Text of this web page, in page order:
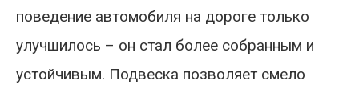
поведение автомобиля на дороге только
улучшилось – он стал более собранным и
устойчивым. Подвеска позволяет смело